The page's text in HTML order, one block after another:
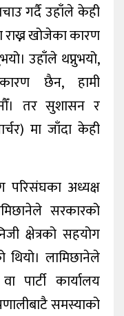
गर्दै उहाँले केही
राख्न खोजेका कारण
उहाँले थप्नुभयो,
छैन, हामी
तर सुशासन र
मा जाँदा केही
परिसंघका अध्यक्ष
सरकारको
क्षेत्रको सहयोग
लामिछानेले
कार्यालय
समस्याको